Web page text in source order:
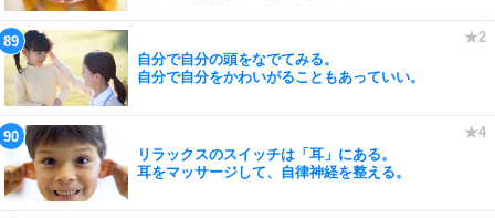
自分で自分の頭をなでてみる。
自分で自分をかわいがることもあっていい。
リラックスのスイッチは「耳」にある。
耳をマッサージして、自律神経を整える。